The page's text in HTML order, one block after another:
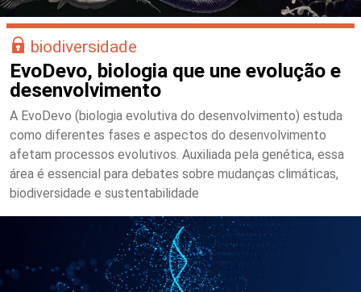
biodiversidade
EvoDevo, biologia que une evolução e
desenvolvimento
A EvoDevo (biologia evolutiva do desenvolvimento) estuda
como diferentes fases e aspectos do desenvolvimento
afetam processos evolutivos. Auxiliada pela genética, essa
área é essencial para debates sobre mudanças climáticas,
biodiversidade e sustentabilidade